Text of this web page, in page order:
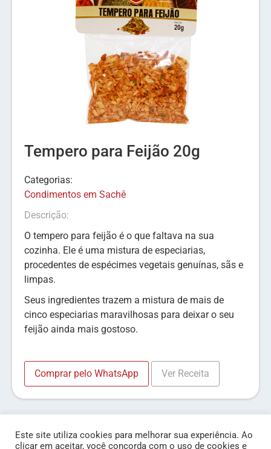
Tempero para Feijão 20g
Categorias:
Condimentos em Sachê
Descrição:
O tempero para feijão é o que faltava na sua
cozinha. Ele é uma mistura de especiarias,
procedentes de espécimes vegetais genuínas, sãs e
limpas.
Seus ingredientes trazem a mistura de mais de
cinco especiarias maravilhosas para deixar o seu
feijão ainda mais gostoso.
Comprar pelo WhatsApp Ver Receita
Este site utiliza cookies para melhorar sua experiência. Ao
clicar em aceitar, você concorda com o uso de cookies e